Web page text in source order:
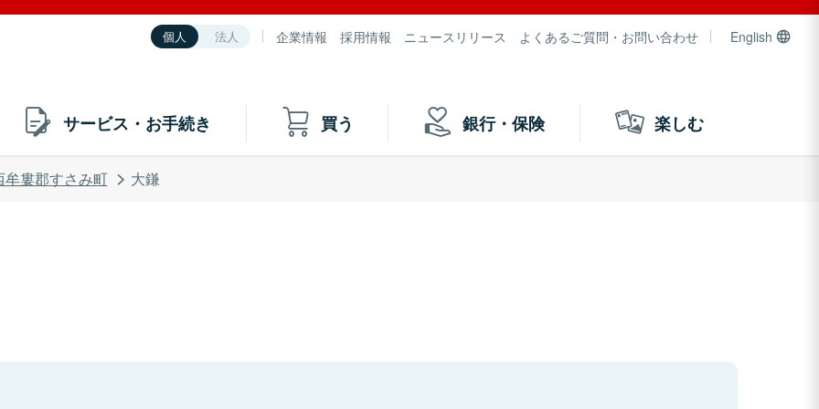
個人 法人 企業情報 採用情報 ニュースリリース よくあるご質問・お問い合わせ English
サービス・お手続き 買う 銀行・保険 楽しむ
牟婁郡すさみ町 大鎌